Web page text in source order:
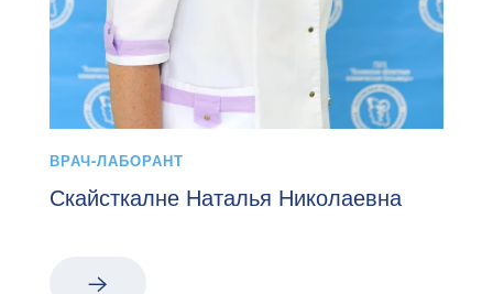
ВРАЧ-ЛАБОРАНТ
Скайсткалне Наталья Николаевна